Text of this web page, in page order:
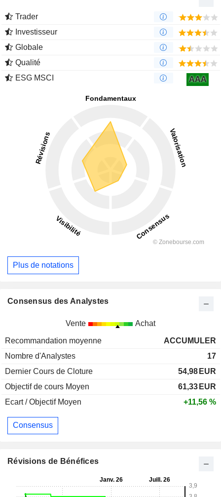
Trader
Investisseur
Globale
Qualité
ESG MSCI
AAA
Plus de notations
Consensus des Analystes
Vente Achat
Recommandation moyenne
ACCUMULER
Nombre d'Analystes
17
Dernier Cours de Cloture
54,98 EUR
Objectif de cours Moyen
61,33 EUR
Ecart / Objectif Moyen
+11,56 %
Consensus
Révisions de Bénéfices